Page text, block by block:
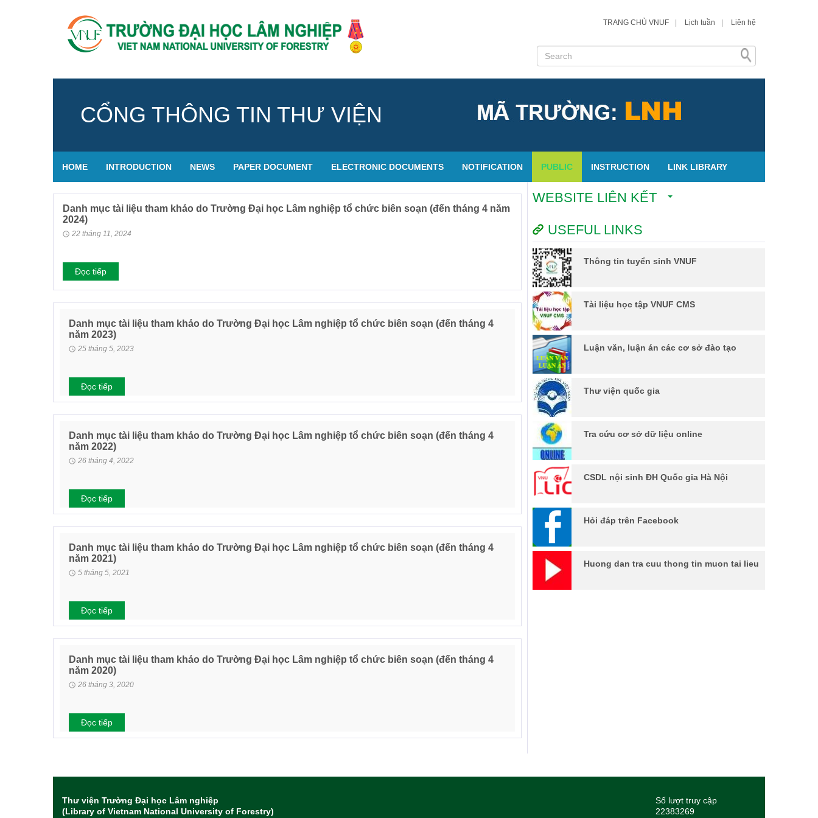
TRANG CHỦ VNUF Lịch tuần Liên hệ
CỔNG THÔNG TIN THƯ VIỆN
HOME INTRODUCTION NEWS PAPER DOCUMENT ELECTRONIC DOCUMENTS NOTIFICATION PUBLIC INSTRUCTION LINK LIBRARY
Danh mục tài liệu tham khảo do Trường Đại học Lâm nghiệp tổ chức biên soạn (đến tháng 4 năm
2024)
22 tháng 11, 2024
Đọc tiếp
Danh mục tài liệu tham khảo do Trường Đại học Lâm nghiệp tổ chức biên soạn (đến tháng 4
năm 2023)
25 tháng 5, 2023
Đọc tiếp
Danh mục tài liệu tham khảo do Trường Đại học Lâm nghiệp tổ chức biên soạn (đến tháng 4
năm 2022)
26 tháng 4, 2022
Đọc tiếp
Danh mục tài liệu tham khảo do Trường Đại học Lâm nghiệp tổ chức biên soạn (đến tháng 4
năm 2021)
5 tháng 5, 2021
Đọc tiếp
Danh mục tài liệu tham khảo do Trường Đại học Lâm nghiệp tổ chức biên soạn (đến tháng 4
năm 2020)
26 tháng 3, 2020
Đọc tiếp
WEBSITE LIÊN KẾT
USEFUL LINKS
Thông tin tuyển sinh VNUF
Tài liệu học tập VNUF CMS
Luận văn, luận án các cơ sở đào tạo
Thư viện quốc gia
Tra cứu cơ sở dữ liệu online
CSDL nội sinh ĐH Quốc gia Hà Nội
Hỏi đáp trên Facebook
Huong dan tra cuu thong tin muon tai lieu
Thư viện Trường Đại học Lâm nghiệp
(Library of Vietnam National University of Forestry)
Số lượt truy cập
22383269